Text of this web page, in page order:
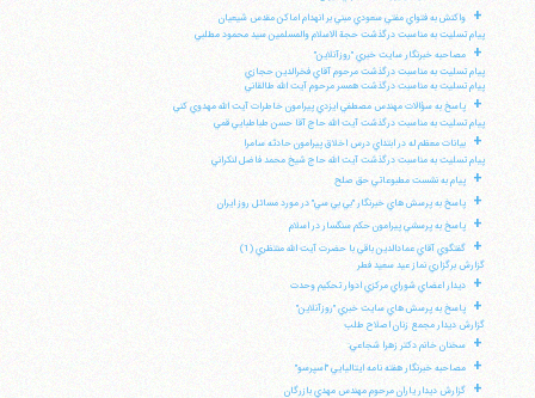
+
واكنش به فتواي مفتي سعودي مبني بر انهدام اماكن مقدس شيعيان
پيام تسليت به مناسبت درگذشت حجة الاسلام والمسلمين سيد محمود مطلبي
+
مصاحبه خبرنگار سايت خبري "روزآنلاين"
پيام تسليت به مناسبت درگذشت مرحوم آقاي فخرالدين حجازي
پيام تسليت به مناسبت درگذشت همسر مرحوم آيت الله طالقاني
+
پاسخ به سؤالات مهندس مصطفي ايزدي پيرامون خاطرات آيت الله مهدوي كني
پيام تسليت به مناسبت درگذشت آيت الله حاج آقا حسن طباطبايي قمي
+
بيانات معظم له در ابتداي درس اخلاق پيرامون حادثه سامرا
پيام تسليت به مناسبت درگذشت آيت الله حاج شيخ محمد فاضل لنكراني
+ پيام به نشست مطبوعاتي حق صلح
+ پاسخ به پرسش هاي خبرنگار "بي بي سي" در مورد مسائل روز ايران
+ پاسخ به پرسشي پيرامون حكم سنگسار در اسلام
+
گفتگوي آقاي عمادالدين باقي با حضرت آيت الله منتظري (1)
گزارش برگزاري نماز عيد سعيد فطر
+ ديدار اعضاي شوراي مركزي ادوار تحكيم وحدت
+
پاسخ به پرسش هاي سايت خبري "روزآنلاين"
گزارش ديدار مجمع زنان اصلاح طلب
+ سخنان خانم دكتر زهرا شجاعي:
+ مصاحبه خبرنگار هفته نامه ايتاليايي "اسپرسو"
+ گزارش ديدار ياران مرحوم مهندس مهدي بازرگان